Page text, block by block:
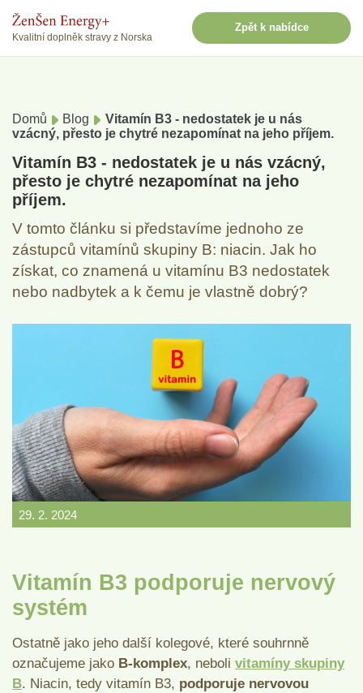
Kvalitní doplněk stravy z Norska
Zpět k nabídce
Domů Blog
Vitamín B3 - nedostatek je u nás
vzácný, přesto je chytré nezapomínat na jeho příjem.
Vitamín B3 - nedostatek je u nás vzácný,
přesto je chytré nezapomínat na jeho
příjem.
V tomto článku si představíme jednoho ze
zástupců vitamínů skupiny B: niacin. Jak ho
získat, co znamená u vitamínu B3 nedostatek
nebo nadbytek a k čemu je vlastně dobrý?
29. 2. 2024
Vitamín B3 podporuje nervový
systém
Ostatně jako jeho další kolegové, které souhrnně
označujeme jako B-komplex, neboli vitamíny skupiny
B. Niacin, tedy vitamín B3, podporuje nervovou